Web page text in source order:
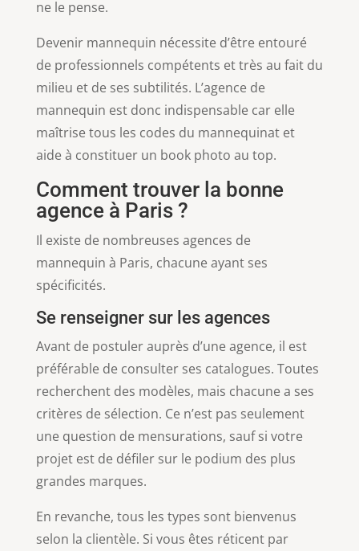
ne le pense.
Devenir mannequin nécessite d’être entouré
de professionnels compétents et très au fait du
milieu et de ses subtilités. L’agence de
mannequin est donc indispensable car elle
maîtrise tous les codes du mannequinat et
aide à constituer un book photo au top.
Comment trouver la bonne
agence à Paris ?
Il existe de nombreuses agences de
mannequin à Paris, chacune ayant ses
spécificités.
Se renseigner sur les agences
Avant de postuler auprès d’une agence, il est
préférable de consulter ses catalogues. Toutes
recherchent des modèles, mais chacune a ses
critères de sélection. Ce n’est pas seulement
une question de mensurations, sauf si votre
projet est de défiler sur le podium des plus
grandes marques.
En revanche, tous les types sont bienvenus
selon la clientèle. Si vous êtes réticent par